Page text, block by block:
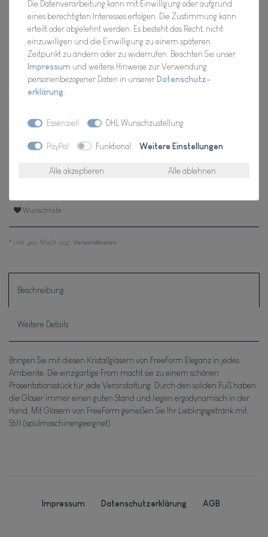
Hersteller
Artikel Nr.:
FF-TASTE-43CLX2
17,98 EUR*
In den Warenkorb
Wunschliste
* inkl. ges. MwSt. zzgl. Versandkosten
Beschreibung
Weitere Details
Bringen Sie mit diesen Kristallgläsern von FreeForm Eleganz in jedes
Ambiente. Die einzigartige From macht sie zu einem schönen
Präsentationsstück für jede Veranstaltung. Durch den soliden Fuß haben
die Gläser immer einen guten Stand und liegen ergodynamisch in der
Hand. Mit Gläsern von FreeForm genießen Sie Ihr Lieblingsgetränk mit
Stil! (spülmaschinengeeignet)
Die Datenverarbeitung kann mit Einwilligung oder aufgrund
eines berechtigten Interesses erfolgen. Die Zustimmung kann
erteilt oder abgelehnt werden. Es besteht das Recht, nicht
einzuwilligen und die Einwilligung zu einem späteren
Zeitpunkt zu ändern oder zu widerrufen. Beachten Sie unser
Impressum und weitere Hinweise zur Verwendung
personenbezogener Daten in unsererDaten­schutz­
erklärung
Essenziell DHL Wunschzustellung
PayPal Funktional Weitere Einstellungen
Alle akzeptieren Alle ablehnen
Impressum Daten­schutz­erklärung AGB